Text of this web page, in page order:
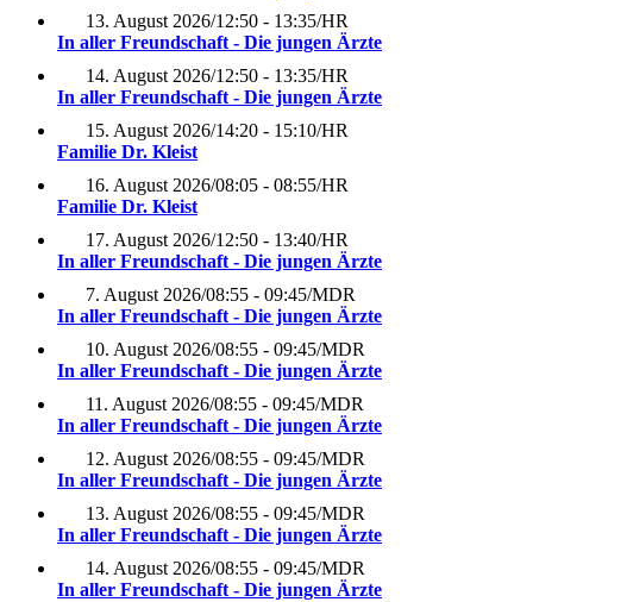
13. August 2026/12:50 - 13:35/HR
In aller Freundschaft - Die jungen Ärzte
14. August 2026/12:50 - 13:35/HR
In aller Freundschaft - Die jungen Ärzte
15. August 2026/14:20 - 15:10/HR
Familie Dr. Kleist
16. August 2026/08:05 - 08:55/HR
Familie Dr. Kleist
17. August 2026/12:50 - 13:40/HR
In aller Freundschaft - Die jungen Ärzte
7. August 2026/08:55 - 09:45/MDR
In aller Freundschaft - Die jungen Ärzte
10. August 2026/08:55 - 09:45/MDR
In aller Freundschaft - Die jungen Ärzte
11. August 2026/08:55 - 09:45/MDR
In aller Freundschaft - Die jungen Ärzte
12. August 2026/08:55 - 09:45/MDR
In aller Freundschaft - Die jungen Ärzte
13. August 2026/08:55 - 09:45/MDR
In aller Freundschaft - Die jungen Ärzte
14. August 2026/08:55 - 09:45/MDR
In aller Freundschaft - Die jungen Ärzte